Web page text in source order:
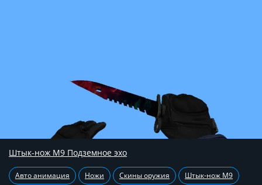
Штык-нож М9 Подземное эхо
Авто анимация Ножи Скины оружия Штык-нож М9